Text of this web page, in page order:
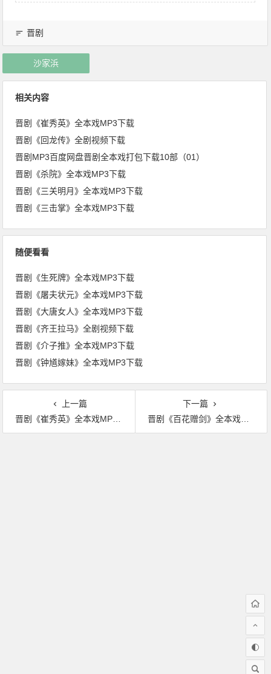
晋剧
沙家浜
相关内容
晋剧《崔秀英》全本戏MP3下载
晋剧《回龙传》全剧视频下载
晋剧MP3百度网盘晋剧全本戏打包下载10部（01）
晋剧《杀院》全本戏MP3下载
晋剧《三关明月》全本戏MP3下载
晋剧《三击掌》全本戏MP3下载
随便看看
晋剧《生死牌》全本戏MP3下载
晋剧《屠夫状元》全本戏MP3下载
晋剧《大唐女人》全本戏MP3下载
晋剧《齐王拉马》全剧视频下载
晋剧《介子推》全本戏MP3下载
晋剧《钟馗嫁妹》全本戏MP3下载
上一篇
晋剧《崔秀英》全本戏MP3下载
下一篇
晋剧《百花赠剑》全本戏MP3下载